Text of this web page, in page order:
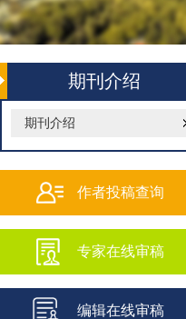
期刊介绍
期刊介绍
作者投稿查询
专家在线审稿
编辑在线审稿